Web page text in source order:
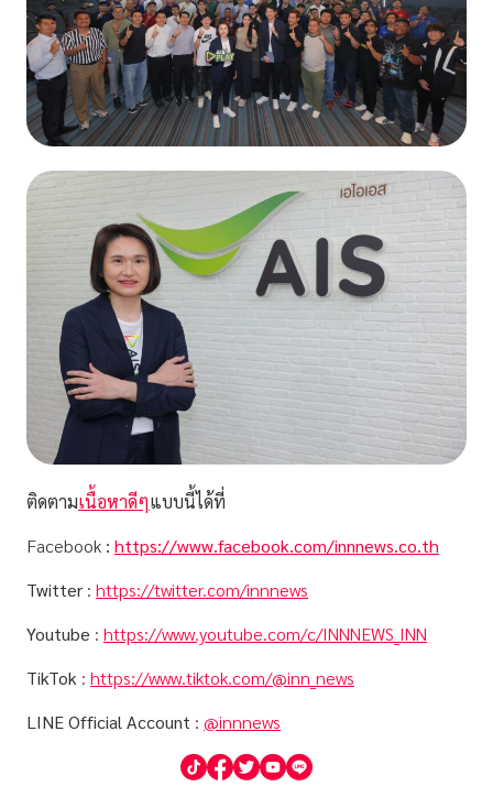
ติดตามเนื้อหาดีๆแบบนี้ได้ที่
Facebook : https://www.facebook.com/innnews.co.th
Twitter : https://twitter.com/innnews
Youtube : https://www.youtube.com/c/INNNEWS_INN
TikTok : https://www.tiktok.com/@inn_news
LINE Official Account : @innnews